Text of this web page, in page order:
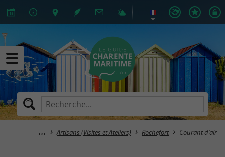
Artisans (Visites et Ateliers) Rochefort Courant d'air